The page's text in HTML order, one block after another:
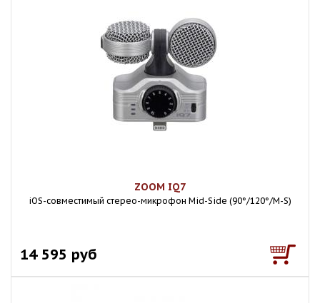
ZOOM IQ7
iOS-совместимый стерео-микрофон Mid-Side (90°/120°/M-S)
14 595 руб